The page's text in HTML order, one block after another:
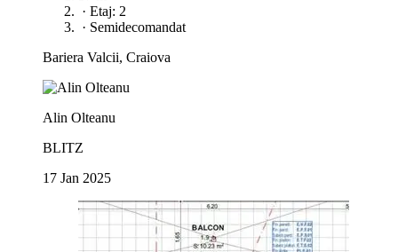
· Etaj: 2
· Semidecomandat
Bariera Valcii, Craiova
Alin Olteanu
BLITZ
17 Jan 2025